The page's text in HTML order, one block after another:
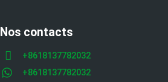
Nos contacts
+8618137782032
+8618137782032